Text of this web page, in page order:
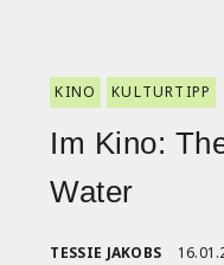
KINO KULTURTIPP
Im Kino:
Water
TESSIE JAKOBS